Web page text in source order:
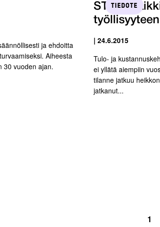
ja ehdoitta
Aiheesta
30 vuoden ajan.
TIEDOTE
STTK:
työllisyyteen
| 24.6.2015
Tulo- ja
ei yllätä aiempiin
tilanne jatkuu
jatkanut...
1